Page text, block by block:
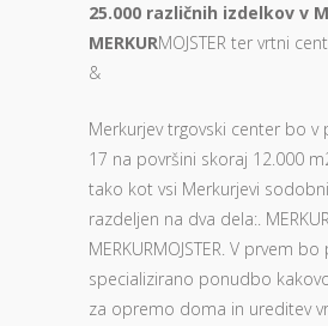
25.000 različnih izdelkov v
MERKURMOJSTER ter vrtni
&
Merkurjev trgovski center bo v
17 na površini skoraj 12.000
tako kot vsi Merkurjevi
razdeljen na dva dela:.
MERKURMOJSTER. V prvem
specializirano ponudbo
za opremo doma in ureditev